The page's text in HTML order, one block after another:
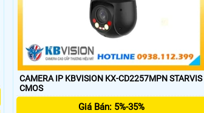
CAMERA IP KBVISION KX-CD2257MPN STARVIS
CMOS
Giá Bán: 5%-35%